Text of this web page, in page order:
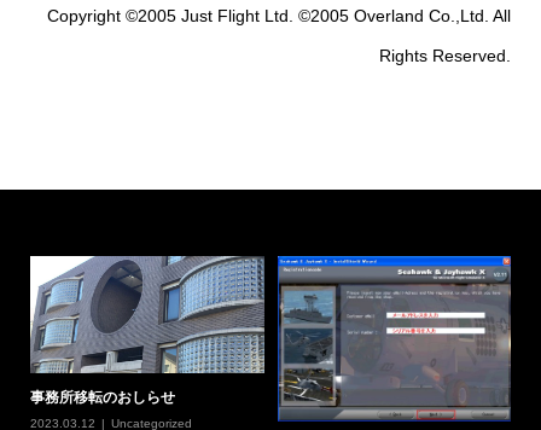
Copyright ©2005 Just Flight Ltd. ©2005 Overland Co.,Ltd. All
Rights Reserved.
事務所移転のおしらせ
2023.03.12 Uncategorized